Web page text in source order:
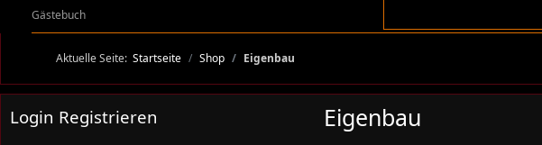
Gästebuch
Aktuelle Seite: Startseite Shop Eigenbau
Login Registrieren Eigenbau